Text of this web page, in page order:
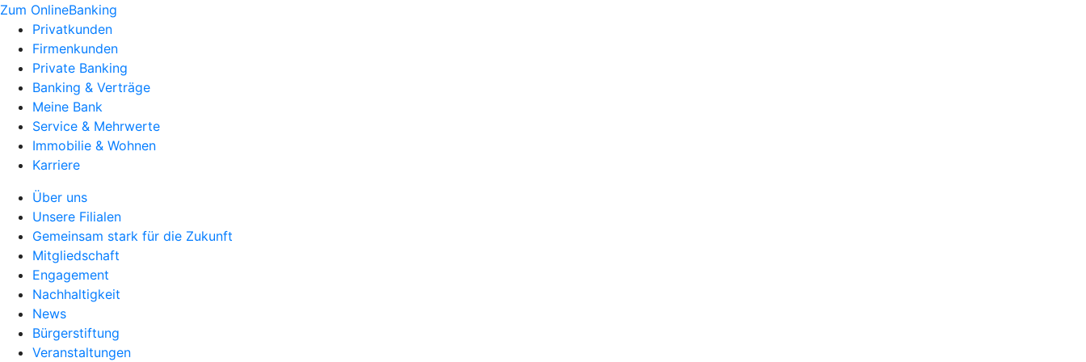
Zum OnlineBanking
Privatkunden
Firmenkunden
Private Banking
Banking & Verträge
Meine Bank
Service & Mehrwerte
Immobilie & Wohnen
Karriere
Über uns
Unsere Filialen
Gemeinsam stark für die Zukunft
Mitgliedschaft
Engagement
Nachhaltigkeit
News
Bürgerstiftung
Veranstaltungen